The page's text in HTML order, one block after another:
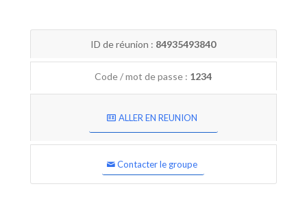
ID de réunion : 84935493840
Code / mot de passe : 1234
ALLER EN REUNION
Contacter le groupe